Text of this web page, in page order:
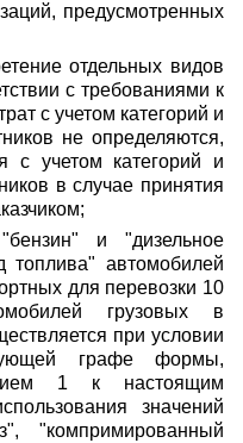
предусмотренных
отдельных видов
с требованиями к
с учетом категорий и
не определяются,
с учетом категорий и
в случае принятия
и "дизельное
топлива" автомобилей
для перевозки 10
грузовых в
при условии
графе формы,
1 к настоящим
значений
"компримированный